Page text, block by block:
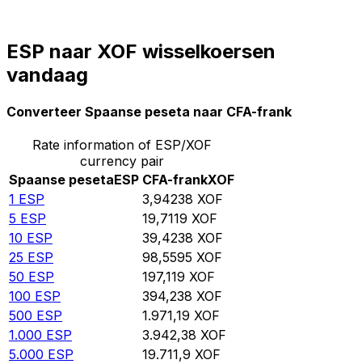
ESP naar XOF wisselkoersen
vandaag
Converteer Spaanse peseta naar CFA-frank
Rate information of ESP/XOF
currency pair
Spaanse pesetaESP CFA-frankXOF
1 ESP 3,94238 XOF
5 ESP 19,7119 XOF
10 ESP 39,4238 XOF
25 ESP 98,5595 XOF
50 ESP 197,119 XOF
100 ESP 394,238 XOF
500 ESP 1.971,19 XOF
1.000 ESP 3.942,38 XOF
5.000 ESP 19.711,9 XOF